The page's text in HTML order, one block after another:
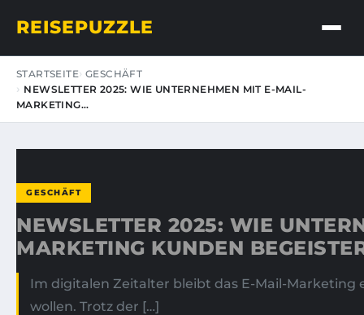
REISEPUZZLE
STARTSEITE GESCHÄFT
NEWSLETTER 2025: WIE UNTERNEHMEN MIT E-MAIL-
MARKETING…
GESCHÄFT
NEWSLETTER 2025: WIE
MARKETING KUNDEN
Im digitalen Zeitalter bleibt das E-Mail-
wollen. Trotz der […]